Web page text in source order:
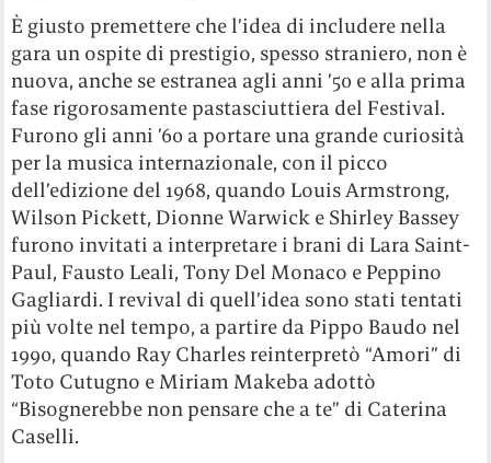
È giusto premettere che l’idea di includere nella
gara un ospite di prestigio, spesso straniero, non è
nuova, anche se estranea agli anni ’50 e alla prima
fase rigorosamente pastasciuttiera del Festival.
Furono gli anni ’60 a portare una grande curiosità
per la musica internazionale, con il picco
dell’edizione del 1968, quando Louis Armstrong,
Wilson Pickett, Dionne Warwick e Shirley Bassey
furono invitati a interpretare i brani di Lara Saint-
Paul, Fausto Leali, Tony Del Monaco e Peppino
Gagliardi. I revival di quell’idea sono stati tentati
più volte nel tempo, a partire da Pippo Baudo nel
1990, quando Ray Charles reinterpretò “Amori” di
Toto Cutugno e Miriam Makeba adottò
“Bisognerebbe non pensare che a te” di Caterina
Caselli.